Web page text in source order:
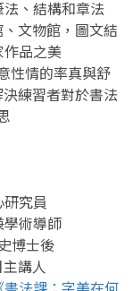
、結構和章法
文物館，圖文結
作品之美
性情的率真與舒
練習者對於書法
究員
學術導師
博士後
講人